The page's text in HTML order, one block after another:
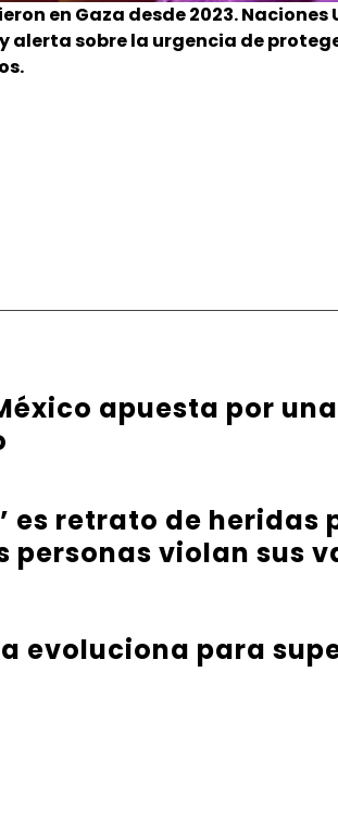
en Gaza desde 2023. Naciones
sobre la urgencia de
apuesta por
es retrato de
personas violan sus
evoluciona para